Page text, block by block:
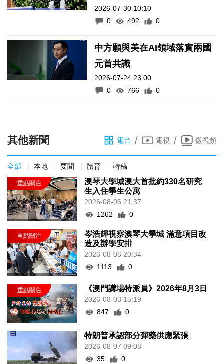
2026-07-30 10:10
0
492 0
中方願與美在AI領域落實兩國
元首共識
2026-07-24 23:00
0
766 0
其他新聞 電台 / 電視 / 微視頻
全部 本地 要聞 體育 特稿
澳琴大學城澳大首批約330名研究
生入住學生公寓
2026-08-06 21:37
1262
0
岑浩輝視察澳琴大學城 滿意項目改
造及辦學安排
2026-08-06 20:34
1113
0
《澳門講場特派員》2026年8月3日
2026-08-03 15:19
847
0
特朗普承認部分彈藥供應緊張
2026-08-07 09:08
35
0